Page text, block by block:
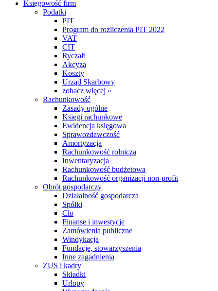
Księgowość firm
Podatki
PIT
Program do rozliczenia PIT 2022
VAT
CIT
Ryczałt
Akcyza
Koszty
Urząd Skarbowy
zobacz więcej »
Rachunkowość
Zasady ogólne
Księgi rachunkowe
Ewidencja księgowa
Sprawozdawczość
Amortyzacja
Rachunkowość rolnicza
Inwentaryzacja
Rachunkowość budżetowa
Rachunkowość organizacji non-profit
Obrót gospodarczy
Działalność gospodarcza
Spółki
Cło
Finanse i inwestycje
Zamówienia publiczne
Windykacja
Fundacje, stowarzyszenia
Inne zagadnienia
ZUS i kadry
Składki
Urlopy